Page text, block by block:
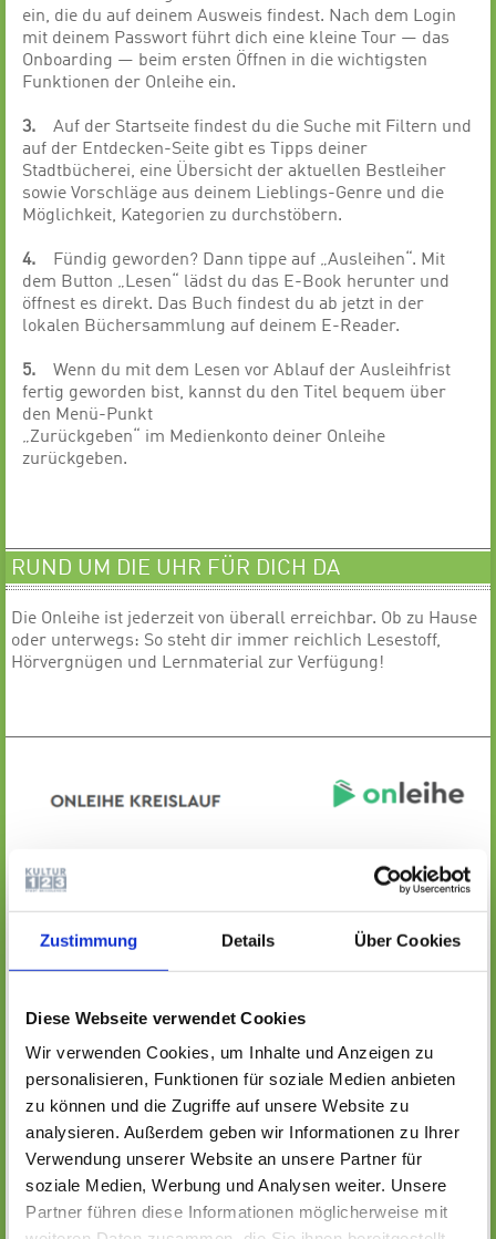
Zustimmung Details Über Cookies
Diese Webseite verwendet Cookies
Wir verwenden Cookies, um Inhalte und Anzeigen zu
personalisieren, Funktionen für soziale Medien anbieten
zu können und die Zugriffe auf unsere Website zu
analysieren. Außerdem geben wir Informationen zu Ihrer
Verwendung unserer Website an unsere Partner für
soziale Medien, Werbung und Analysen weiter. Unsere
Partner führen diese Informationen möglicherweise mit
ein, die du auf deinem Ausweis findest. Nach dem Login
mit deinem Passwort führt dich eine kleine Tour — das
Onboarding — beim ersten Öffnen in die wichtigsten
Funktionen der Onleihe ein.
3. Auf der Startseite findest du die Suche mit Filtern und
auf der Entdecken-Seite gibt es Tipps deiner
Stadtbücherei, eine Übersicht der aktuellen Bestleiher
sowie Vorschläge aus deinem Lieblings-Genre und die
Möglichkeit, Kategorien zu durchstöbern.
4.
Fündig geworden? Dann tippe auf „Ausleihen“. Mit
dem Button „Lesen“ lädst du das E-Book herunter und
öffnest es direkt. Das Buch findest du ab jetzt in der
lokalen Büchersammlung auf deinem E-Reader.
5. Wenn du mit dem Lesen vor Ablauf der Ausleihfrist
fertig geworden bist, kannst du den Titel bequem über
den Menü-Punkt
„Zurückgeben“ im Medienkonto deiner Onleihe
zurückgeben.
RUND UM DIE UHR FÜR DICH DA
Die Onleihe ist jederzeit von überall erreichbar. Ob zu Hause
oder unterwegs: So steht dir immer reichlich Lesestoff,
Hörvergnügen und Lernmaterial zur Verfügung!